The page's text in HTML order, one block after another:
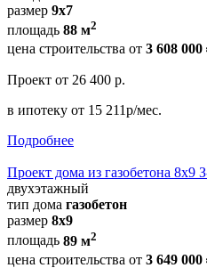
размер 9х7
площадь 88 м2
цена строительства от 3 608 000
Проект от 26 400 р.
в ипотеку от 15 211р/мес.
Подробнее
Проект дома из газобетона 8х9
двухэтажный
тип дома газобетон
размер 8х9
площадь 89 м2
цена строительства от 3 649 000